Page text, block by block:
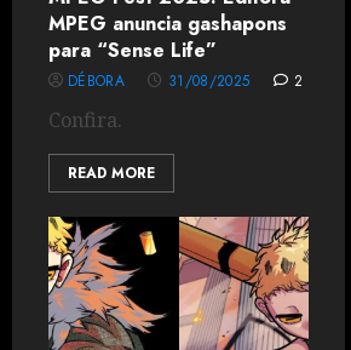
MPEG anuncia gashapons
para “Sense Life”
DÉBORA 31/08/2025 2
Confira.
READ MORE